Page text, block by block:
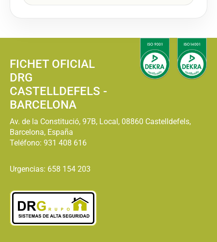
FICHET OFICIAL
DRG
CASTELLDEFELS -
BARCELONA
Av. de la Constitució, 97B, Local, 08860 Castelldefels,
Barcelona, España
Teléfono: 931 408 616
Urgencias: 658 154 203